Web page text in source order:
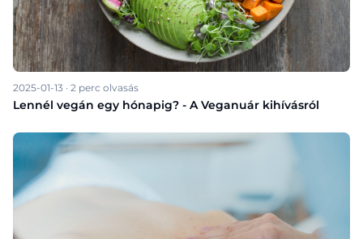
2025-01-13 · 2 perc olvasás
Lennél vegán egy hónapig? - A Veganuár kihívásról